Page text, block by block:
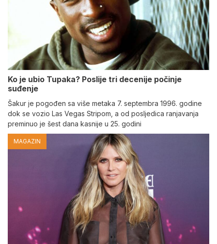
Ko je ubio Tupaka? Poslije tri decenije počinje
suđenje
Šakur je pogođen sa više metaka 7. septembra 1996. godine
dok se vozio Las Vegas Stripom, a od posljedica ranjavanja
preminuo je šest dana kasnije u 25. godini
MAGAZIN